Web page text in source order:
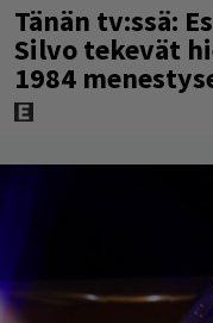
Tänän tv:ssä:
Silvo tekevät
1984